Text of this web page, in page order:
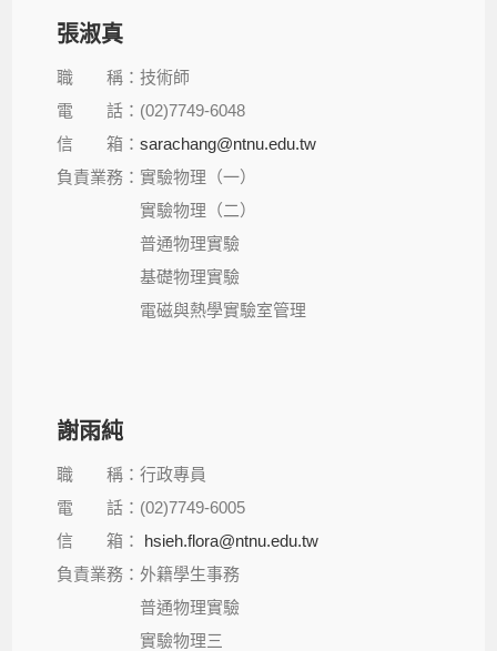
張淑真
職 稱：技術師
電 話：(02)7749-6048
信 箱：sarachang@ntnu.edu.tw
負責業務：實驗物理（一）
實驗物理（二）
普通物理實驗
基礎物理實驗
電磁與熱學實驗室管理
謝雨純
職 稱：行政專員
電 話：(02)7749-6005
信 箱：
hsieh.flora@ntnu.edu.tw
負責業務：外籍學生事務
普通物理實驗
實驗物理三